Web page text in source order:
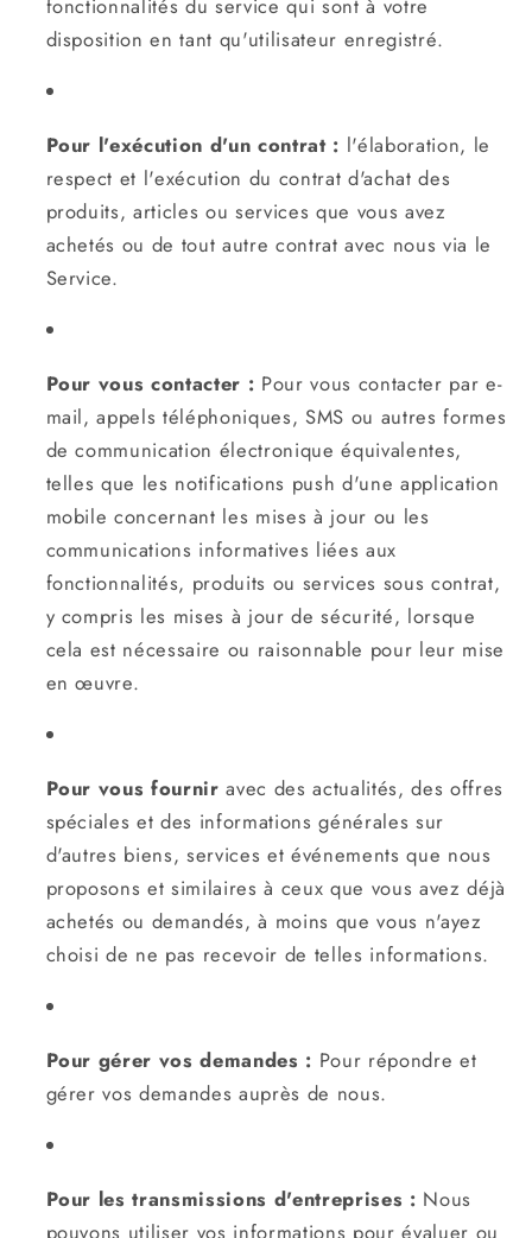
disposition en tant qu'utilisateur enregistré.
Pour l'exécution d'un contrat : l'élaboration, le
respect et l'exécution du contrat d'achat des
produits, articles ou services que vous avez
achetés ou de tout autre contrat avec nous via le
Service.
Pour vous contacter : Pour vous contacter par e-
mail, appels téléphoniques, SMS ou autres formes
de communication électronique équivalentes,
telles que les notifications push d'une application
mobile concernant les mises à jour ou les
communications informatives liées aux
fonctionnalités, produits ou services sous contrat,
y compris les mises à jour de sécurité, lorsque
cela est nécessaire ou raisonnable pour leur mise
en œuvre.
Pour vous fournir avec des actualités, des offres
spéciales et des informations générales sur
d'autres biens, services et événements que nous
proposons et similaires à ceux que vous avez déjà
achetés ou demandés, à moins que vous n'ayez
choisi de ne pas recevoir de telles informations.
Pour gérer vos demandes : Pour répondre et
gérer vos demandes auprès de nous.
Pour les transmissions d'entreprises : Nous
pouvons utiliser vos informations pour évaluer ou